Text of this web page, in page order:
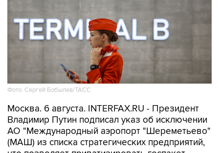
Фото: Сергей Бобылев/ТАСС
Москва. 6 августа. INTERFAX.RU - Президент
Владимир Путин подписал указ об исключении
АО "Международный аэропорт "Шереметьево"
(МАШ) из списка стратегических предприятий,